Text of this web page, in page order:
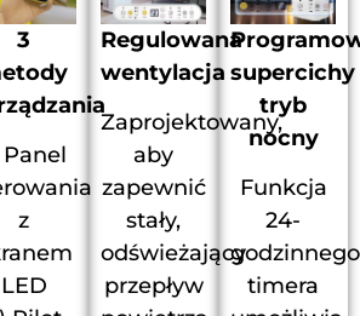
3
Panel
z
LED
Regulowana
wentylacja
Zaprojektowany,
aby
zapewnić
stały,
odświeżający
przepływ
supercichy
tryb
nocny
Funkcja
24-
godzinnego
timera